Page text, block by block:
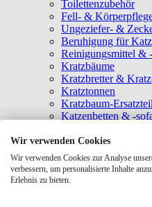
Toilettenzubehör
Fell- &
Ungeziefer- &
Beruhigung für
Reinigungsmittel &
Kratzbäume
Kratzbretter &
Kratztonnen
Kratzbaum-
Katzenbetten & -
Katzenhäuser
Hängematten &
Katzendecken & -
Baldrian- &
Wir verwenden Cookies
Wir verwenden Cookies zur Analyse
verbessern, um personalisierte Inhalte
Erlebnis zu bieten.